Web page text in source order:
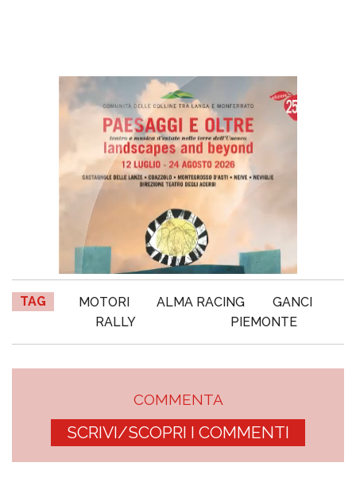
TAG MOTORI ALMA RACING
GANCI
RALLY
PIEMONTE
COMMENTA
SCRIVI/SCOPRI I COMMENTI